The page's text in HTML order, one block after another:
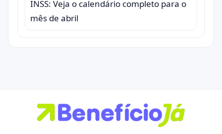
INSS: Veja o calendário completo para o
mês de abril